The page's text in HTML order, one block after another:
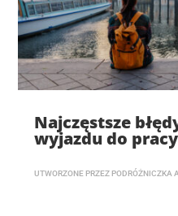
Najczęstsze
wyjazdu do
UTWORZONE PRZEZ PODRÓŻNICZKA